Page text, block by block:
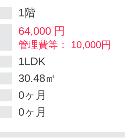
1階
64,000 円
管理費等： 10,000円
1LDK
30.48㎡
0ヶ月
0ヶ月